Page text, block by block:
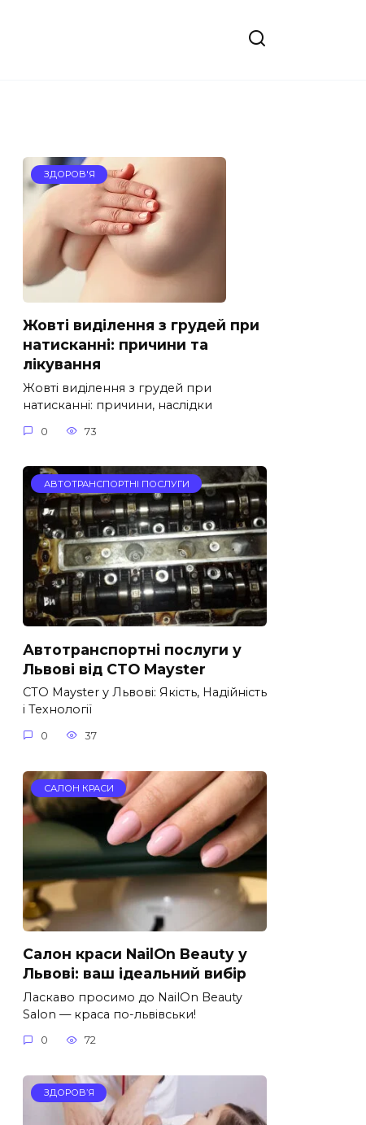
ЗДОРОВ'Я
Жовті виділення з грудей при
натисканні: причини та
лікування
Жовті виділення з грудей при
натисканні: причини, наслідки
0 73
АВТОТРАНСПОРТНІ ПОСЛУГИ
Автотранспортні послуги у
Львові від СТО Mayster
СТО Mayster у Львові: Якість, Надійність
і Технології
0 37
САЛОН КРАСИ
Салон краси NailOn Beauty у
Львові: ваш ідеальний вибір
Ласкаво просимо до NailOn Beauty
Salon — краса по-львівськи!
0 72
ЗДОРОВ’Я